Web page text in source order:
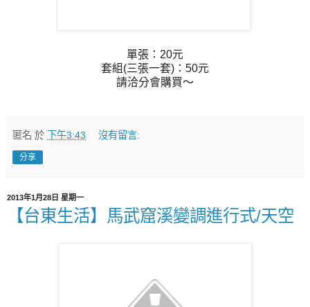
單張：20元
套組(三張一套)：50元
請洽分會購買～
匿名 於 下午3:43 沒有留言:
分享
2013年1月28日 星期一
【台東生活】馬武窟溪變調進行式/天空